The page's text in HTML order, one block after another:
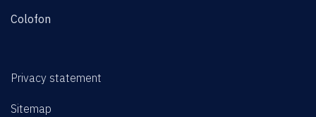
Colofon
Privacy statement
Sitemap